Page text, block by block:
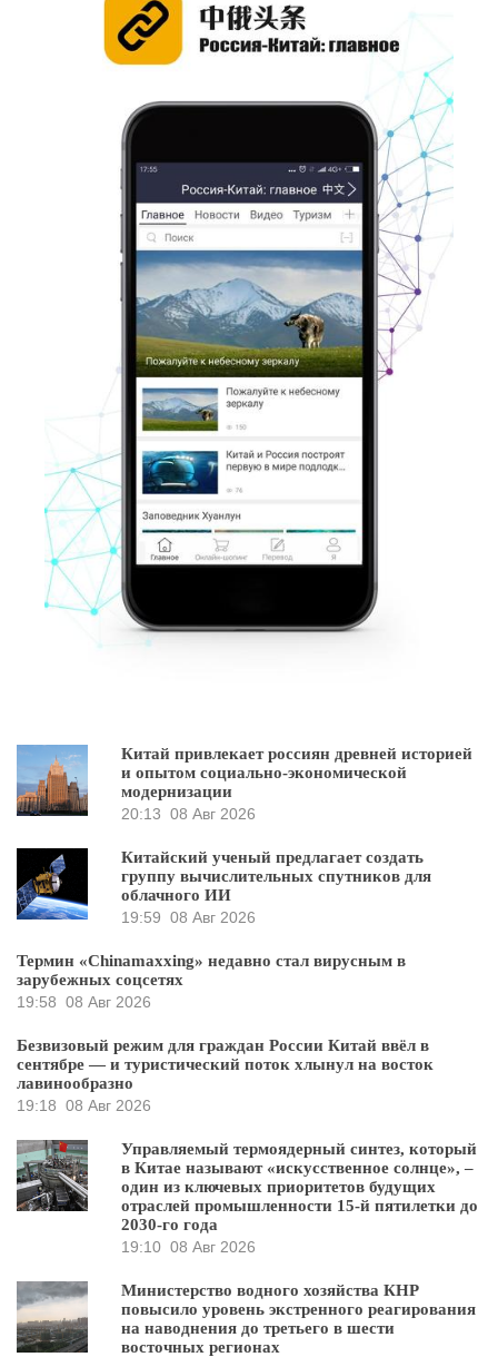
Китай привлекает россиян древней историей
и опытом социально-экономической
модернизации
20:13 08 Авг 2026
Китайский ученый предлагает создать
группу вычислительных спутников для
облачного ИИ
19:59 08 Авг 2026
Термин «Chinamaxxing» недавно стал вирусным в
зарубежных соцсетях
19:58 08 Авг 2026
Безвизовый режим для граждан России Китай ввёл в
сентябре — и туристический поток хлынул на восток
лавинообразно
19:18 08 Авг 2026
Управляемый термоядерный синтез, который
в Китае называют «искусственное солнце», –
один из ключевых приоритетов будущих
отраслей промышленности 15-й пятилетки до
2030-го года
19:10 08 Авг 2026
Министерство водного хозяйства КНР
повысило уровень экстренного реагирования
на наводнения до третьего в шести
восточных регионах